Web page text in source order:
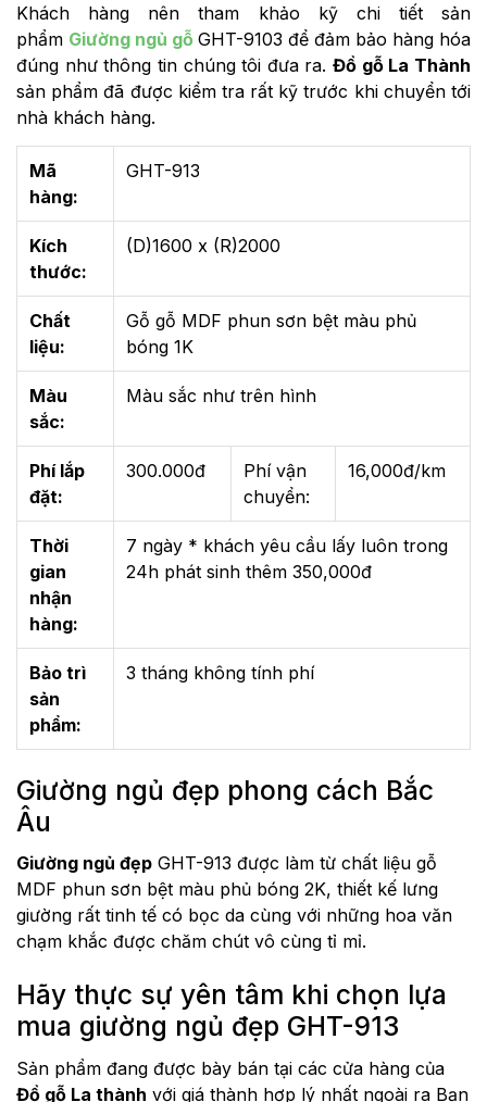
Khách hàng nên tham khảo kỹ chi tiết sản
phẩm Giường ngủ gỗ GHT-9103 để đảm bảo hàng hóa
đúng như thông tin chúng tôi đưa ra.Đồ gỗ La Thành
sản phẩm đã được kiểm tra rất kỹ trước khi chuyển tới
nhà khách hàng.
Mã
hàng:
GHT-913
Kích
thước:
(D)1600 x (R)2000
Chất
liệu:
Gỗ gỗ MDF phun sơn bệt màu phủ
bóng 1K
Màu
sắc:
Màu sắc như trên hình
Phí lắp
đặt:
300.000đ
Phí vận
chuyển:
16,000đ/km
Thời
gian
nhận
hàng:
7 ngày * khách yêu cầu lấy luôn trong
24h phát sinh thêm 350,000đ
Bảo trì
sản
phẩm:
3 tháng không tính phí
Giường ngủ đẹp phong cách Bắc
Âu
Giường ngủ đẹp GHT-913 được làm từ chất liệu gỗ
MDF phun sơn bệt màu phủ bóng 2K, thiết kế lưng
giường rất tinh tế có bọc da cùng với những hoa văn
chạm khắc được chăm chút vô cùng tỉ mỉ.
Hãy thực sự yên tâm khi chọn lựa
mua giường ngủ đẹp GHT-913
Sản phẩm đang được bày bán tại các cửa hàng của
Đồ gỗ La thành với giá thành hợp lý nhất ngoài ra Bạn